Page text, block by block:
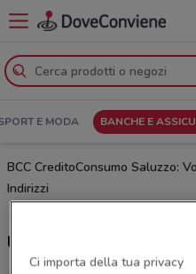
E MODA BANCHE E
BCC CreditoConsumo Saluzzo:
Indirizzi
Ci importa della tua privacy